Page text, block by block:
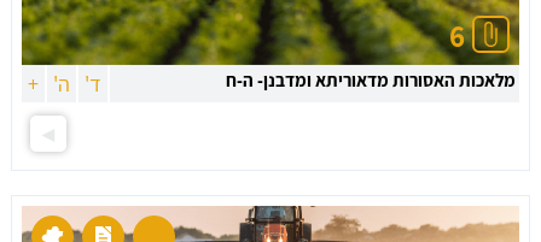
6
מלאכות האסורות מדאוריתא ומדבנן- ה-ח ד' ה' +